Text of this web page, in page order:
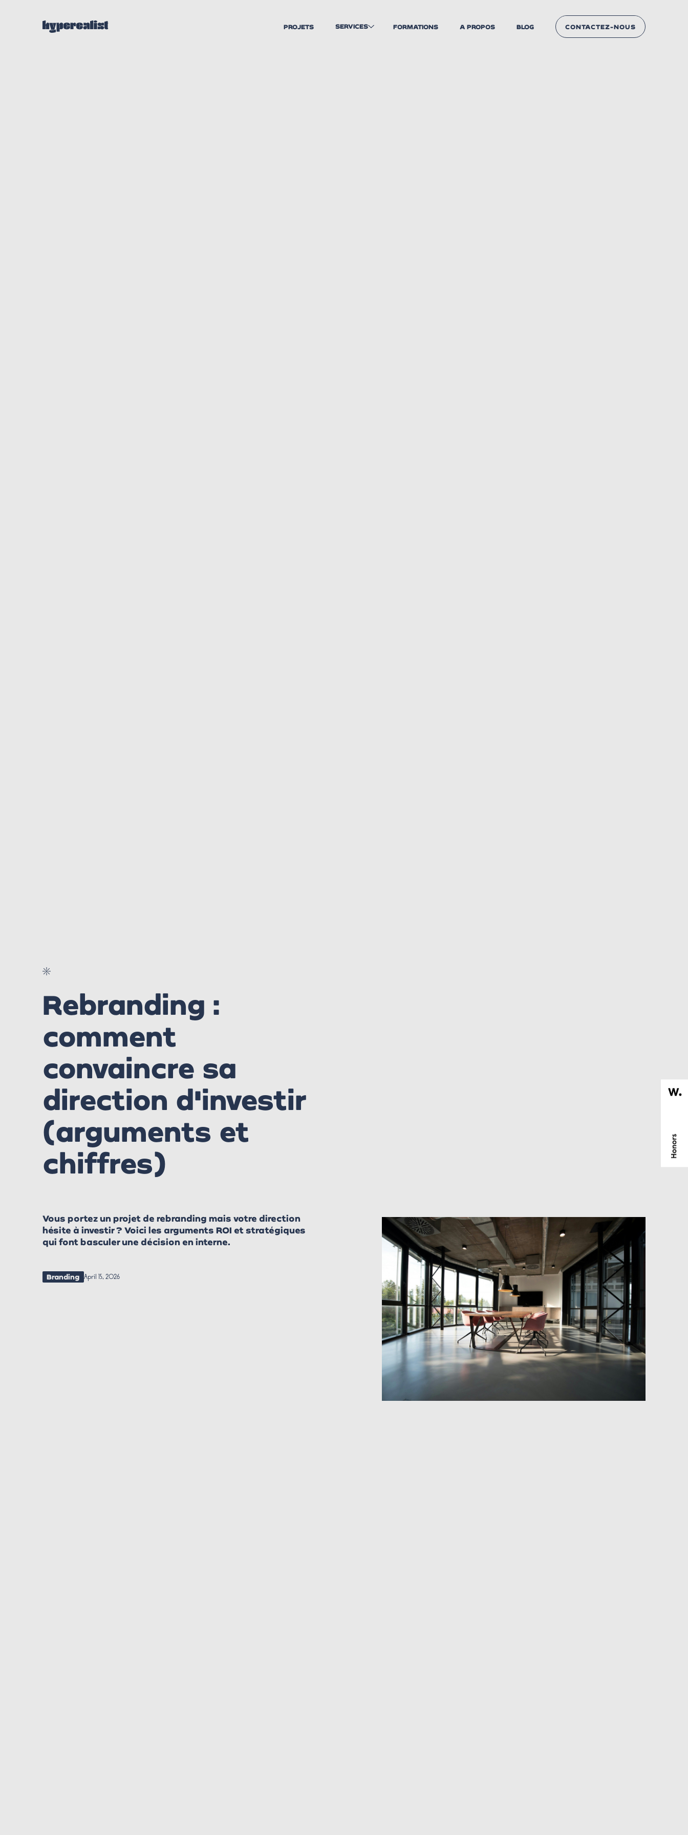
PROJETS SERVICES FORMATIONS A PROPOS BLOG
CONTACTEZ-NOUS
Rebranding :
comment
convaincre sa
direction d'investir
(arguments et
chiffres)
Vous portez un projet de rebranding mais votre direction
hésite à investir ? Voici les arguments ROI et stratégiques
qui font basculer une décision en interne.
Branding April 15, 2026